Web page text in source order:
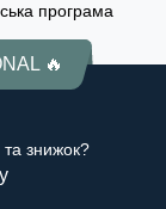
програма
🔥
та знижок?